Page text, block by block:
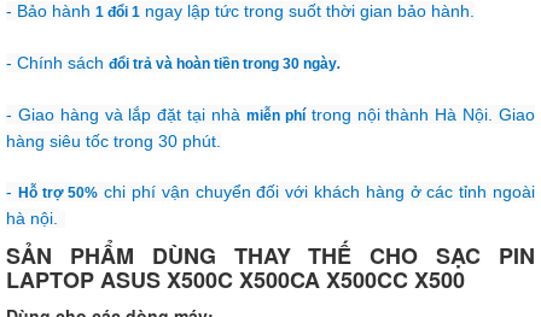
- Bảo hành 1 đổi 1 ngay lập tức trong suốt thời gian bảo hành.
- Chính sách đổi trả và hoàn tiền trong 30 ngày.
- Giao hàng và lắp đặt tại nhà miễn phítrong nội thành Hà Nội. Giao
hàng siêu tốc trong 30 phút.
- Hỗ trợ 50% chi phí vận chuyển đối với khách hàng ở các tỉnh ngoài
hà nội.
SẢN PHẨM DÙNG THAY THẾ CHO SẠC PIN
LAPTOP ASUS X500C X500CA X500CC X500